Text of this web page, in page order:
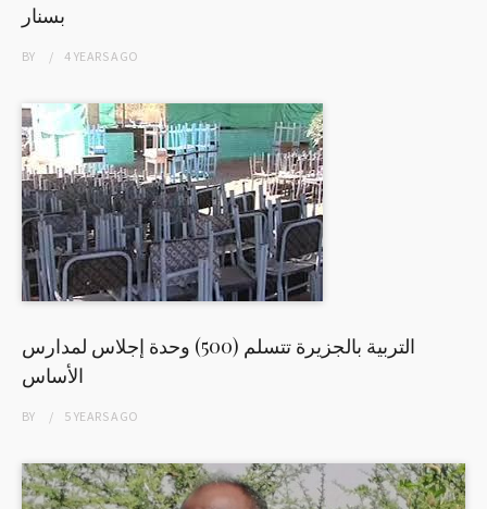
بسنار
BY 4 YEARSAGO
التربية بالجزيرة تتسلم (500) وحدة إجلاس لمدارس
الأساس
BY 5 YEARSAGO